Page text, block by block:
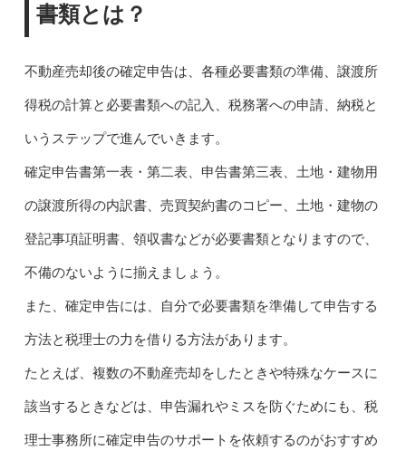
書類とは？
不動産売却後の確定申告は、各種必要書類の準備、譲渡所
得税の計算と必要書類への記入、税務署への申請、納税と
いうステップで進んでいきます。
確定申告書第一表・第二表、申告書第三表、土地・建物用
の譲渡所得の内訳書、売買契約書のコピー、土地・建物の
登記事項証明書、領収書などが必要書類となりますので、
不備のないように揃えましょう。
また、確定申告には、自分で必要書類を準備して申告する
方法と税理士の力を借りる方法があります。
たとえば、複数の不動産売却をしたときや特殊なケースに
該当するときなどは、申告漏れやミスを防ぐためにも、税
理士事務所に確定申告のサポートを依頼するのがおすすめ